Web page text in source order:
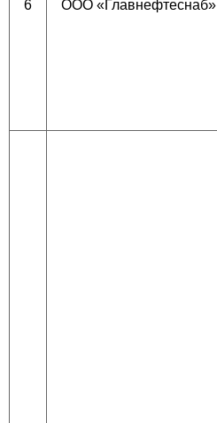
6 ООО «Главнефтеснаб»